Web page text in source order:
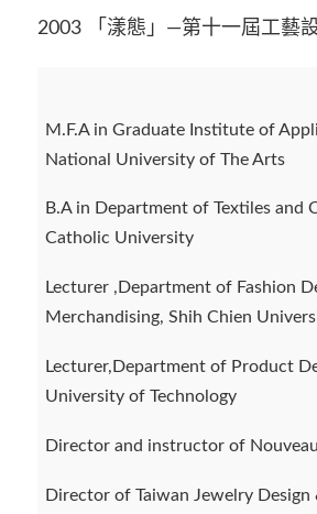
2003 「漾態」—第十一屆工藝
M.F.A in Graduate Institute of
National University of The Arts
B.A in Department of Textiles and
Catholic University
Lecturer ,Department of Fashion
Merchandising, Shih Chien
Lecturer,Department of Product
University of Technology
Director and instructor of
Director of Taiwan Jewelry